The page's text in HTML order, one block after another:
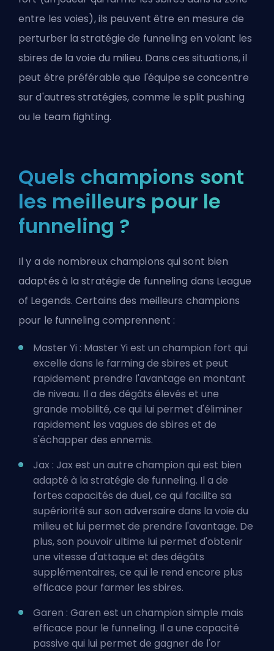
entre les voies), ils peuvent être en mesure de
perturber la stratégie de funneling en volant les
sbires de la voie du milieu. Dans ces situations, il
peut être préférable que l'équipe se concentre
sur d'autres stratégies, comme le split pushing
ou le team fighting.
Quels champions sont
les meilleurs pour le
funneling ?
Il y a de nombreux champions qui sont bien
adaptés à la stratégie de funneling dans League
of Legends. Certains des meilleurs champions
pour le funneling comprennent :
Master Yi : Master Yi est un champion fort qui
excelle dans le farming de sbires et peut
rapidement prendre l'avantage en montant
de niveau. Il a des dégâts élevés et une
grande mobilité, ce qui lui permet d'éliminer
rapidement les vagues de sbires et de
s'échapper des ennemis.
Jax : Jax est un autre champion qui est bien
adapté à la stratégie de funneling. Il a de
fortes capacités de duel, ce qui facilite sa
supériorité sur son adversaire dans la voie du
milieu et lui permet de prendre l'avantage. De
plus, son pouvoir ultime lui permet d'obtenir
une vitesse d'attaque et des dégâts
supplémentaires, ce qui le rend encore plus
efficace pour farmer les sbires.
Garen : Garen est un champion simple mais
efficace pour le funneling. Il a une capacité
passive qui lui permet de gagner de l'or